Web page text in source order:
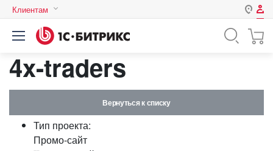
Клиентам
Авторизация
Логин
4x-traders
Вернуться к списку
Тип проекта:
Промо-сайт